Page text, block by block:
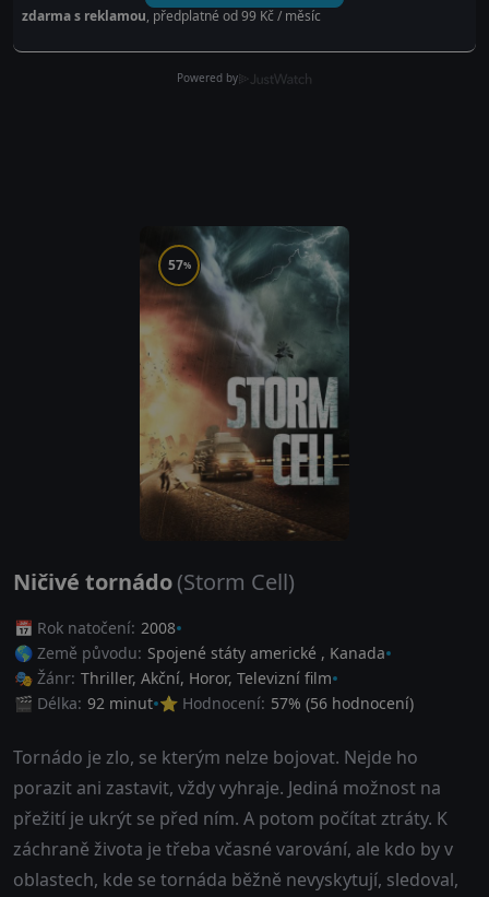
zdarma s reklamou, předplatné od 99 Kč / měsíc
Powered by
57%
Ničivé tornádo(Storm Cell)
📅 Rok natočení: 2008
🌎 Země původu: Spojené státy americké , Kanada
🎭 Žánr: Thriller, Akční, Horor, Televizní film
🎬 Délka: 92 minut ⭐ Hodnocení: 57% (56 hodnocení)
Tornádo je zlo, se kterým nelze bojovat. Nejde ho
porazit ani zastavit, vždy vyhraje. Jediná možnost na
přežití je ukrýt se před ním. A potom počítat ztráty. K
záchraně života je třeba včasné varování, ale kdo by v
oblastech, kde se tornáda běžně nevyskytují, sledoval,